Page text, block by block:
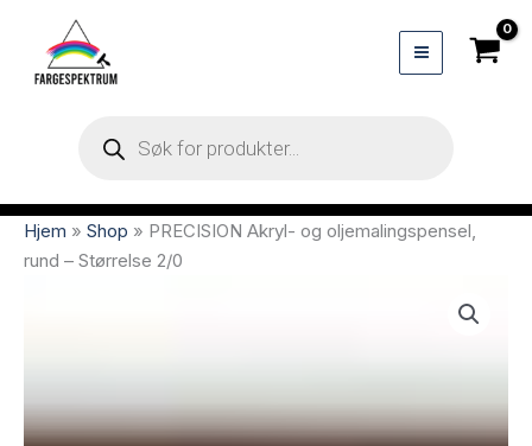
search
Hjem » Shop » PRECISION Akryl- og oljemalingspensel,
rund – Størrelse 2/0